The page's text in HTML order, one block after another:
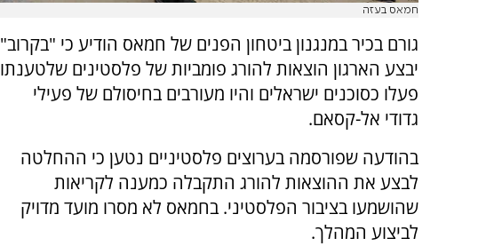
חמאס בעזה
גורם בכיר במנגנון ביטחון הפנים של חמאס הודיע כי "בקרוב"
יבצע הארגון הוצאות להורג פומביות של פלסטינים שלטענתו
פעלו כסוכנים ישראלים והיו מעורבים בחיסולם של פעילי
גדודי אל-קסאם.
בהודעה שפורסמה בערוצים פלסטיניים נטען כי ההחלטה
לבצע את ההוצאות להורג התקבלה כמענה לקריאות
שהושמעו בציבור הפלסטיני. בחמאס לא מסרו מועד מדויק
לביצוע המהלך.